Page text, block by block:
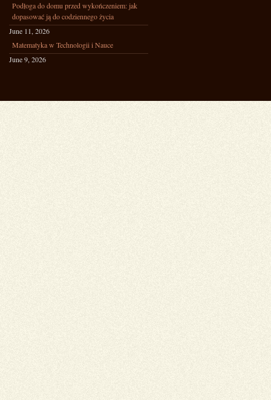
Podłoga do domu przed wykończeniem: jak
dopasować ją do codziennego życia
June 11, 2026
Matematyka w Technologii i Nauce
June 9, 2026